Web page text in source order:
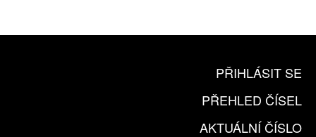
PŘIHLÁSIT SE
PŘEHLED ČÍSEL
AKTUÁLNÍ ČÍSLO